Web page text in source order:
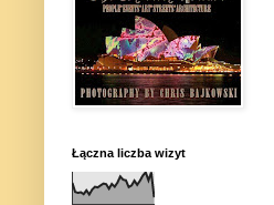
Łączna liczba wizyt